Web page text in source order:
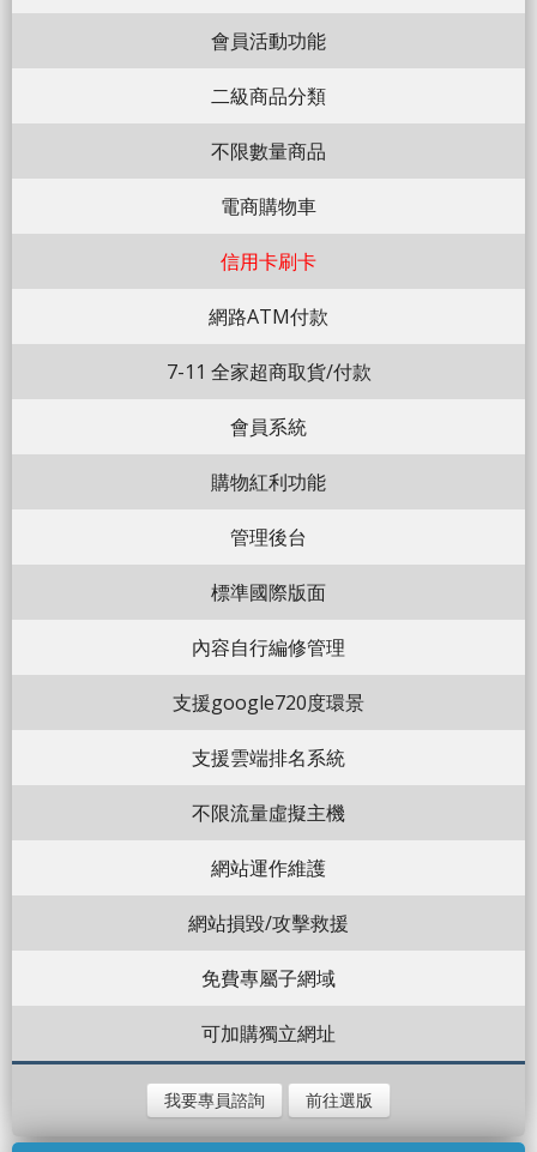
會員活動功能
二級商品分類
不限數量商品
電商購物車
信用卡刷卡
網路ATM付款
7-11 全家超商取貨/付款
會員系統
購物紅利功能
管理後台
標準國際版面
內容自行編修管理
支援google720度環景
支援雲端排名系統
不限流量虛擬主機
網站運作維護
網站損毀/攻擊救援
免費專屬子網域
可加購獨立網址
我要專員諮詢 前往選版